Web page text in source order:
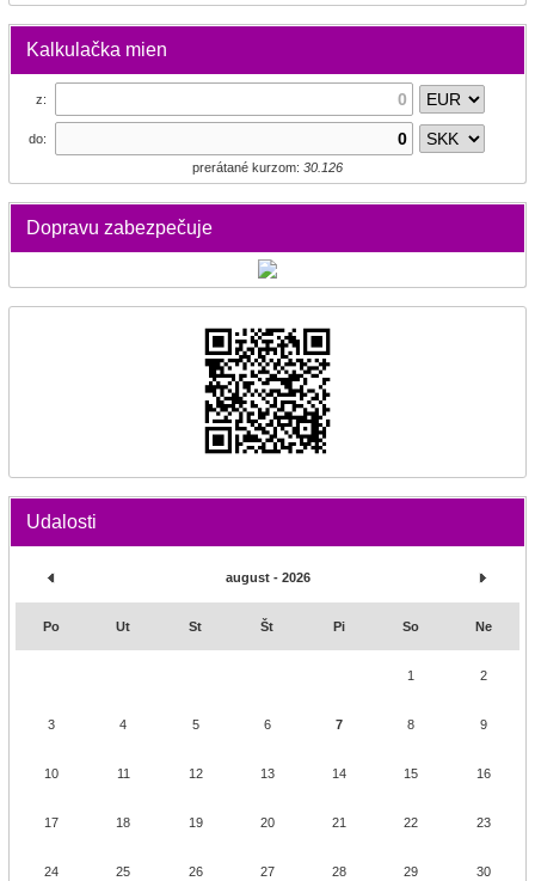
Kalkulačka mien
z:
do:
prerátané kurzom: 30.126
Dopravu zabezpečuje
Udalosti
august - 2026
Po Ut St Št Pi So Ne
1 2
3 4 5 6 7 8 9
10 11 12 13 14 15 16
17 18 19 20 21 22 23
24 25 26 27 28 29 30